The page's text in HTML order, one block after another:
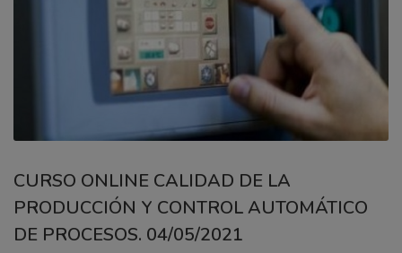
CURSO ONLINE CALIDAD DE LA
PRODUCCIÓN Y CONTROL AUTOMÁTICO
DE PROCESOS. 04/05/2021